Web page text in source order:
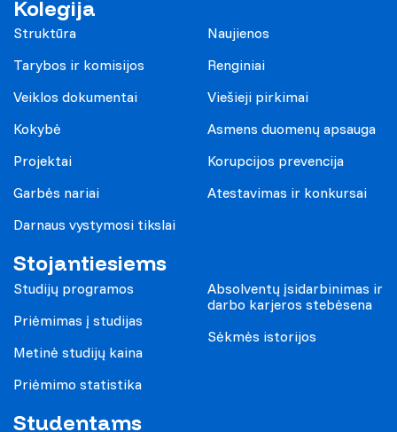
Kolegija
Struktūra
Tarybos ir komisijos
Veiklos dokumentai
Kokybė
Projektai
Garbės nariai
Darnaus vystymosi tikslai
Naujienos
Renginiai
Viešieji pirkimai
Asmens duomenų apsauga
Korupcijos prevencija
Atestavimas ir konkursai
Stojantiesiems
Studijų programos
Priėmimas į studijas
Metinė studijų kaina
Priėmimo statistika
Absolventų įsidarbinimas ir
darbo karjeros stebėsena
Sėkmės istorijos
Studentams